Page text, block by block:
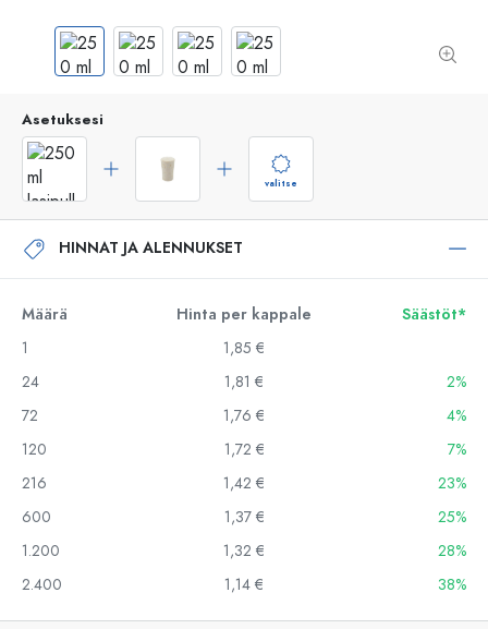
Asetuksesi
valitse
HINNAT JA ALENNUKSET
Määrä Hinta per kappale
Säästöt*
1
1,85 €
24
1,81 €
2%
72
1,76 €
4%
120
1,72 €
7%
216
1,42 €
23%
600
1,37 €
25%
1.200
1,32 €
28%
2.400
1,14 € 38%